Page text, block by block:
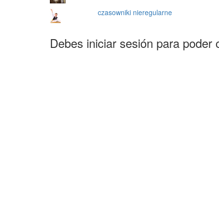
czasowniki nieregularne
Debes iniciar sesión para poder